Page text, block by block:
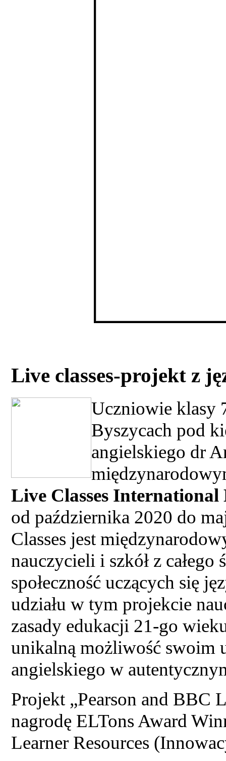
Live classes-projekt z
Uczniowie klasy
Byszycach pod
angielskiego dr
Live Classes
od października 2020 do
Classes jest
nauczycieli i szkół z
społeczność uczących się
udziału w tym projekcie
zasady edukacji 21-go
unikalną możliwość swoim
angielskiego w
Projekt „Pearson and BBC
nagrodę ELTons Award
Learner Resources